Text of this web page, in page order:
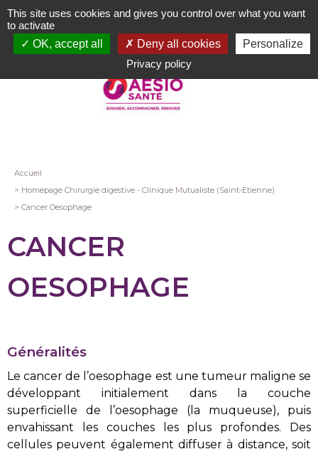
Aller
au
contenu
Fil
d'Ariane
Accueil
Homepage Chirurgie digestive - Clinique Mutualiste (Saint-Etienne)
Cancer Oesophage
CANCER
OESOPHAGE
Généralités
Le cancer de l’oesophage est une tumeur maligne se
développant initialement dans la couche
superficielle de l’oesophage (la muqueuse), puis
envahissant les couches les plus profondes. Des
cellules peuvent également diffuser à distance, soit
This site uses cookies and gives you control over what you want
to activate
OK, accept all
Deny all cookies
Personalize
Privacy policy